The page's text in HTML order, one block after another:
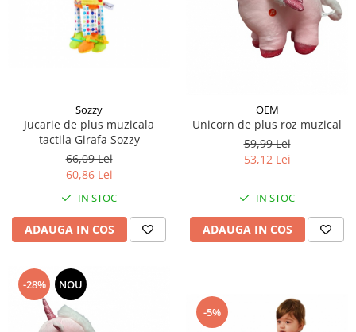
Sozzy
Jucarie de plus muzicala
tactila Girafa Sozzy
66,09 Lei
60,86 Lei
IN STOC
ADAUGA IN COS
OEM
Unicorn de plus roz muzical
59,99 Lei
53,12 Lei
IN STOC
ADAUGA IN COS
-28% NOU
-5%